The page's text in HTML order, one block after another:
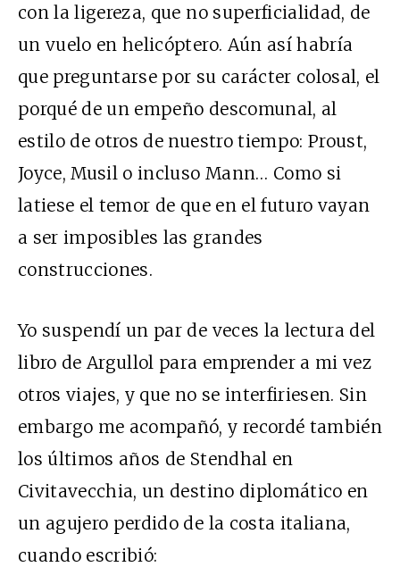
con la ligereza, que no superficialidad, de
un vuelo en helicóptero. Aún así habría
que preguntarse por su carácter colosal, el
porqué de un empeño descomunal, al
estilo de otros de nuestro tiempo: Proust,
Joyce, Musil o incluso Mann… Como si
latiese el temor de que en el futuro vayan
a ser imposibles las grandes
construcciones.
Yo suspendí un par de veces la lectura del
libro de Argullol para emprender a mi vez
otros viajes, y que no se interfiriesen. Sin
embargo me acompañó, y recordé también
los últimos años de Stendhal en
Civitavecchia, un destino diplomático en
un agujero perdido de la costa italiana,
cuando escribió: